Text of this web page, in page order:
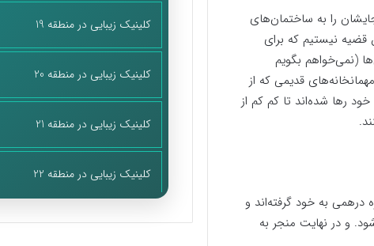
را به ساختمان‌های
قضیه نیستیم که برای
(نمی‌خواهم بگویم
قدیمی که از
رها شده‌اند تا کم کم از
درهمی به خود گرفته‌اند و
و در نهایت منجر به
کلینیک زیبایی در منطقه 19
کلینیک زیبایی در منطقه 20
کلینیک زیبایی در منطقه 21
کلینیک زیبایی در منطقه 22